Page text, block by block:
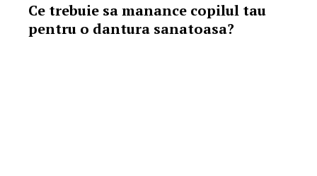
Ce trebuie sa manance copilul tau
pentru o dantura sanatoasa?